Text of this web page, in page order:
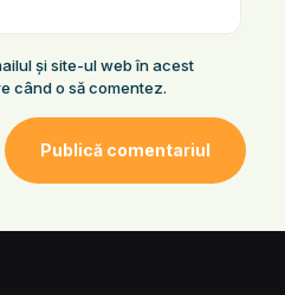
și site-ul web în acest
când o să comentez.